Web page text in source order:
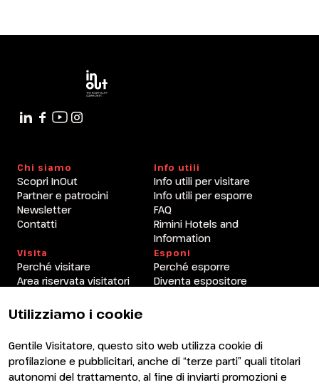
Utilizziamo i cookie
Gentile Visitatore, questo sito web utilizza cookie di
profilazione e pubblicitari, anche di “terze parti” quali titolari
autonomi del trattamento, al fine di inviarti promozioni e
Chi siamo
Scopri InOut
Partner e patrocini
Newsletter
Contatti
Info utili
Info utili per visitare
Info utili per esporre
FAQ
Rimini Hotels and
Information
Visita
Perché visitare
Area riservata visitatori
Esponi
Perché esporre
Diventa espositore